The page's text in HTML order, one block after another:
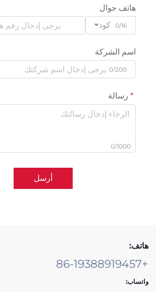
هاتف جوال
كود
0/16
اسم الشركة
0/200
رسالة
0/1000
أرسل
هاتف:
+86-19388919457
واتساب: